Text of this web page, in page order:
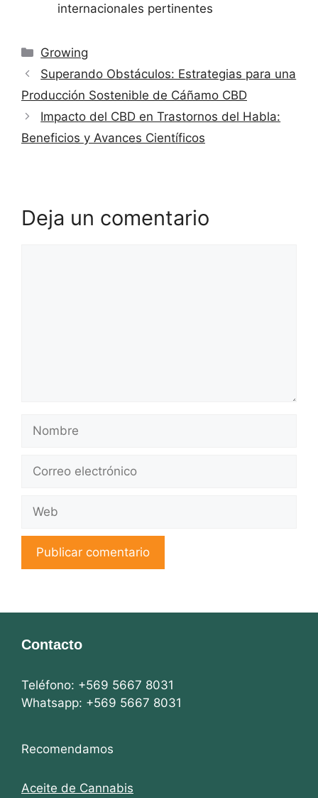
internacionales pertinentes
Categorías
Growing
Superando Obstáculos: Estrategias para una
Producción Sostenible de Cáñamo CBD
Impacto del CBD en Trastornos del Habla:
Beneficios y Avances Científicos
Deja un comentario
electrónico
Contacto
Teléfono: +569 5667 8031
Whatsapp: +569 5667 8031
Recomendamos
Aceite de Cannabis